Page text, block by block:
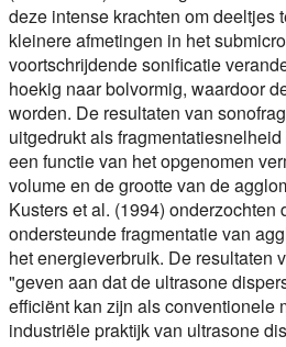
deze intense krachten om deeltjes
kleinere afmetingen in het
voortschrijdende sonificatie
hoekig naar bolvormig, waardoor
worden. De resultaten van
uitgedrukt als
een functie van het opgenomen
volume en de grootte van de
Kusters et al. (1994) onderzochten
ondersteunde fragmentatie van
het energieverbruik. De resultaten
"geven aan dat de ultrasone
efficiënt kan zijn als conventionele
industriële praktijk van ultrasone